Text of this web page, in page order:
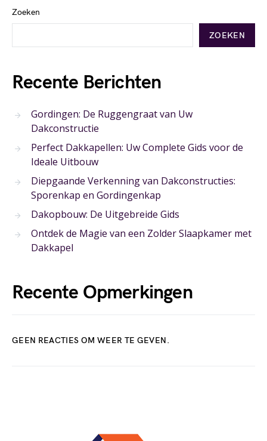
Zoeken
ZOEKEN
Recente Berichten
Gordingen: De Ruggengraat van Uw
Dakconstructie
Perfect Dakkapellen: Uw Complete Gids voor de
Ideale Uitbouw
Diepgaande Verkenning van Dakconstructies:
Sporenkap en Gordingenkap
Dakopbouw: De Uitgebreide Gids
Ontdek de Magie van een Zolder Slaapkamer met
Dakkapel
Recente Opmerkingen
GEEN REACTIES OM WEER TE GEVEN.